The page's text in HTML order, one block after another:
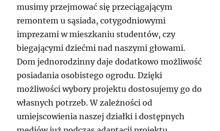
musimy przejmować się przeciągającym
remontem u sąsiada, cotygodniowymi
imprezami w mieszkaniu studentów, czy
biegającymi dziećmi nad naszymi głowami.
Dom jednorodzinny daje dodatkowo możliwość
posiadania osobistego ogrodu. Dzięki
możliwości wybory projektu dostosujemy go do
własnych potrzeb. W zależności od
umiejscowienia naszej działki i dostępnych